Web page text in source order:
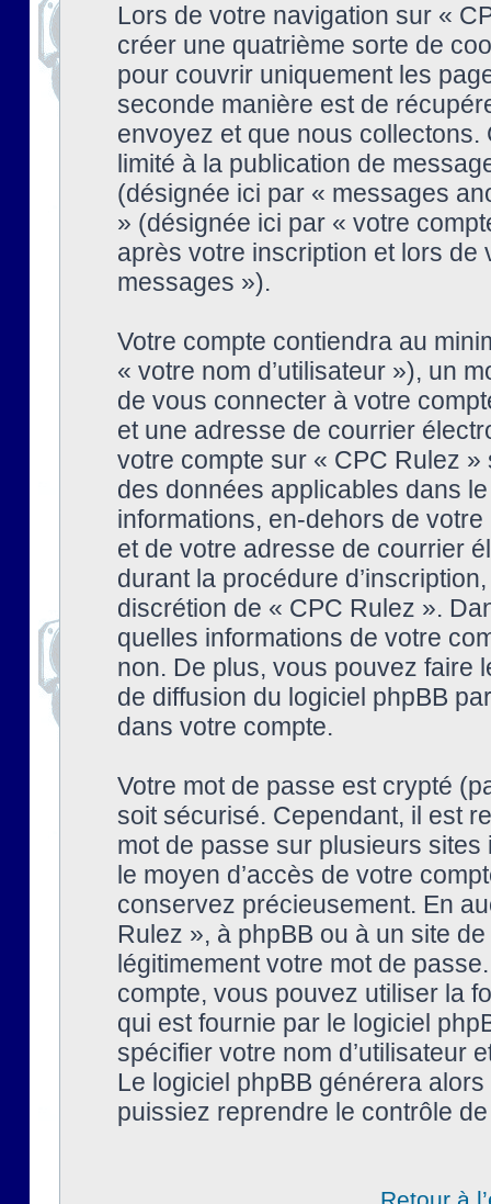
Lors de votre navigation sur «
créer une quatrième sorte de
pour couvrir uniquement les
seconde manière est de
envoyez et que nous collectons.
limité à la publication de
(désignée ici par « messages
» (désignée ici par « votre
après votre inscription et lors
messages »).
Votre compte contiendra au
« votre nom d’utilisateur »), un
de vous connecter à votre
et une adresse de courrier
votre compte sur « CPC Rulez
des données applicables dans
informations, en-dehors de
et de votre adresse de courrier
durant la procédure
discrétion de « CPC Rulez ».
quelles informations de votre
non. De plus, vous pouvez faire
de diffusion du logiciel phpBB
dans votre compte.
Votre mot de passe est crypté
soit sécurisé. Cependant, il est
mot de passe sur plusieurs
le moyen d’accès de votre
conservez précieusement. En
Rulez », à phpBB ou à un site
légitimement votre mot de
compte, vous pouvez utiliser la
qui est fournie par le logiciel
spécifier votre nom d’utilisateur
Le logiciel phpBB générera
puissiez reprendre le contrôle